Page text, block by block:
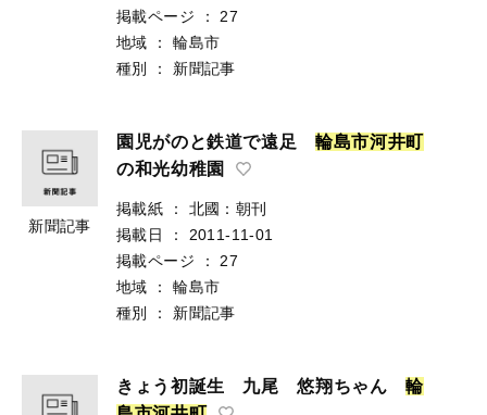
掲載ページ
：
27
地域
：
輪島市
種別
： 新聞記事
新聞記事
園児がのと鉄道で遠足輪島市河井町
の和光幼稚園
掲載紙 ：
北國：朝刊
掲載日
：
2011-11-01
掲載ページ
：
27
地域
：
輪島市
種別
： 新聞記事
きょう初誕生 九尾 悠翔ちゃん輪